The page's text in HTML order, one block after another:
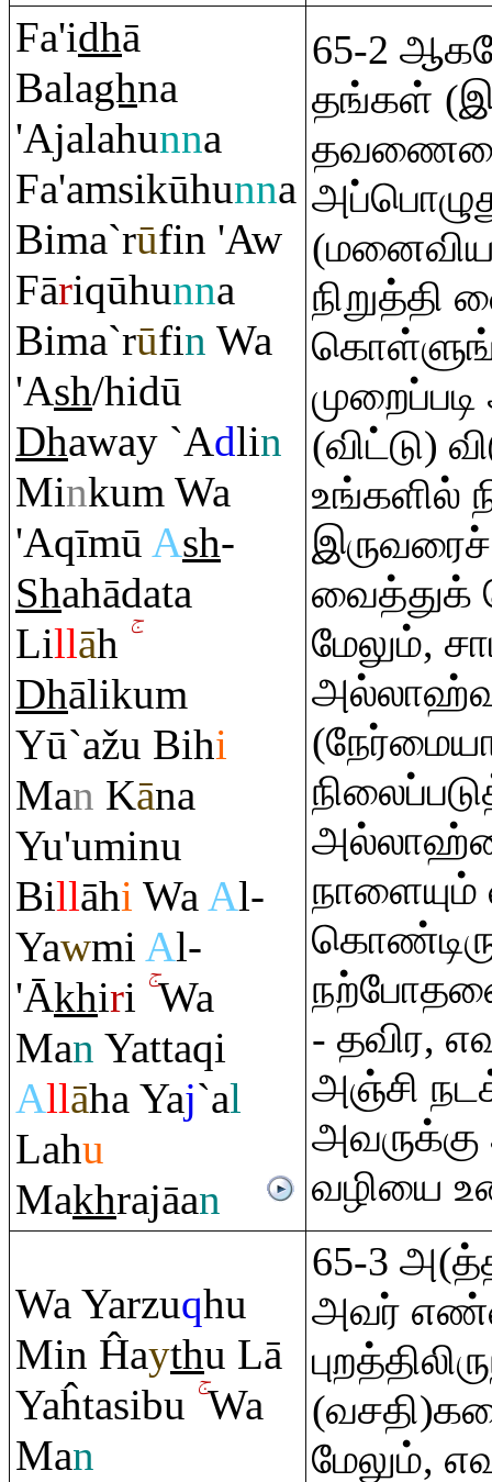
Fa'idhā
Balaghna
'Ajalahunna
Fa'amsikūhunna
Bima`rūfin 'Aw
Fāriqūhunna
Bima`rūfin Wa
'Ash/hidū
Dhaway `Adlin
Minkum Wa
'Aqīmū Ash-
Shahādata
Lillāh
Dhālikum
Yū`ažu Bihi
Man Kāna
Yu'uminu
Billāhi WaAl-
Yawmi Al-
'Ākhiri Wa
Man Yattaqi
Allāha Yaj`al
Lahu
Makhrajāan
65-2
தங்கள்
தவணையை
நிறுத்தி
(விட்டு)
உங்களில்
இருவரைச்
மேலும்,
நாளையும்
- தவிர,
அஞ்சி
வழியை
Wa Yarzuqhu
Min Ĥaythu Lā
Yaĥtasibu Wa
Man
65-3
அவர்
மேலும்,